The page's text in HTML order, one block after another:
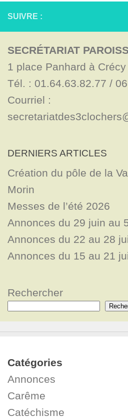
SUIVRE :
SECRÉTARIAT
1 place Panhard à Crécy
Tél. : 01.64.63.82.77 /
Courriel :
DERNIERS ARTICLES
Création du pôle de la
Morin
Messes de l’été 2026
Annonces du 29 juin au
Annonces du 22 au 28
Annonces du 15 au 21
Rechercher
Catégories
Annonces
Carême
Catéchisme